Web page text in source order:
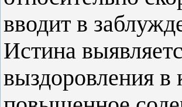
вводит в
Истина
выздоровления в